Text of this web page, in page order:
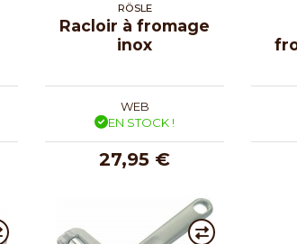
RÖSLE
Racloir à fromage
inox
WEB
EN STOCK !
27,95 €